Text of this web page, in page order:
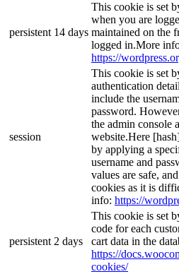
persistent 14 days
This cookie is set
when you are
maintained on the
logged in.More
https://
session
This cookie is set
authentication
include the
password.
the admin console
website.Here
by applying a
username and
values are safe,
cookies as it is
info: https://
persistent 2 days
This cookie is set
code for each
cart data in the
https://
cookies/